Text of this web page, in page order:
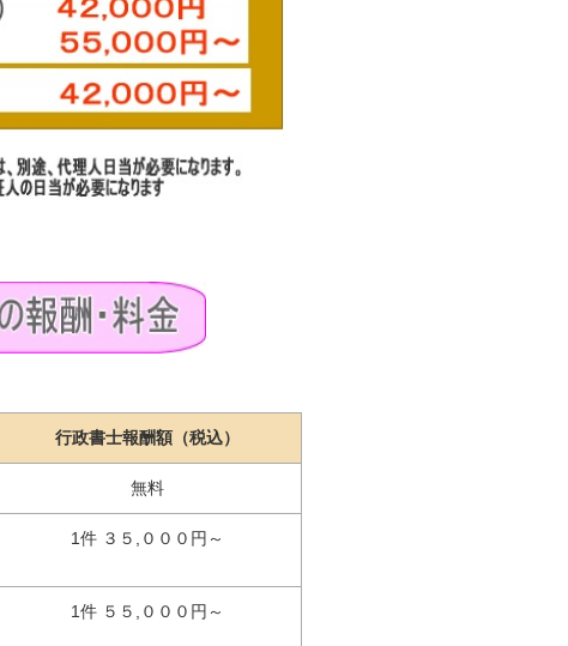
行政書士報酬額（税込）
無料
1件 ３５,０００円～
1件 ５５,０００円～